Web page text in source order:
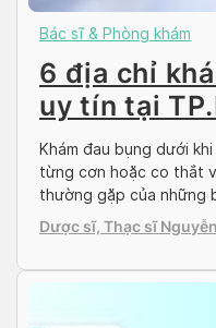
Bác sĩ & Phòng khám
6 địa chỉ
uy tín tại
Khám đau bụng dưới
từng cơn hoặc co thắt
thường gặp của những
tiết niệu, hoặc liên
Do đó, để biết chính
Dược sĩ, Thạc sĩ